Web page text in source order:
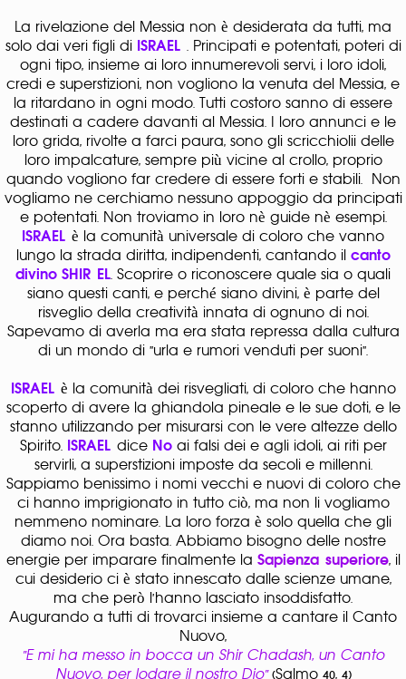
La rivelazione del Messia non è desiderata da tutti, ma
solo dai veri figli di ISRAEL . Principati e potentati, poteri di
ogni tipo, insieme ai loro innumerevoli servi, i loro idoli,
credi e superstizioni, non vogliono la venuta del Messia, e
la ritardano in ogni modo. Tutti costoro sanno di essere
destinati a cadere davanti al Messia. I loro annunci e le
loro grida, rivolte a farci paura, sono gli scricchiolii delle
loro impalcature, sempre più vicine al crollo, proprio
quando vogliono far credere di essere forti e stabili. Non
vogliamo ne cerchiamo nessuno appoggio da principati
e potentati. Non troviamo in loro nè guide nè esempi.
ISRAEL è la comunità universale di coloro che vanno
lungo la strada diritta, indipendenti, cantando il canto
divino SHIR EL. Scoprire o riconoscere quale sia o quali
siano questi canti, e perché siano divini, è parte del
risveglio della creatività innata di ognuno di noi.
Sapevamo di averla ma era stata repressa dalla cultura
di un mondo di "urla e rumori venduti per suoni".
ISRAEL è la comunità dei risvegliati, di coloro che hanno
scoperto di avere la ghiandola pineale e le sue doti, e le
stanno utilizzando per misurarsi con le vere altezze dello
Spirito. ISRAEL dice Noai falsi dei e agli idoli, ai riti per
servirli, a superstizioni imposte da secoli e millenni.
Sappiamo benissimo i nomi vecchi e nuovi di coloro che
ci hanno imprigionato in tutto ciò, ma non li vogliamo
nemmeno nominare. La loro forza è solo quella che gli
diamo noi. Ora basta. Abbiamo bisogno delle nostre
energie per imparare finalmente la Sapienza superiore, il
cui desiderio ci è stato innescato dalle scienze umane,
ma che però l'hanno lasciato insoddisfatto.
Augurando a tutti di trovarci insieme a cantare il Canto
Nuovo,
"E mi ha messo in bocca un Shir Chadash, un Canto
Nuovo, per lodare il nostro Dio"(Salmo 40, 4)